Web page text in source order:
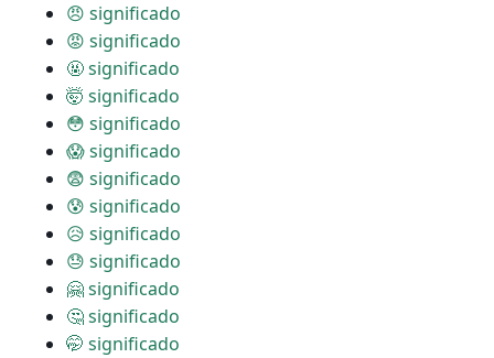
😠 significado
😡 significado
🤬 significado
🤯 significado
😳 significado
😱 significado
😨 significado
😰 significado
😥 significado
😓 significado
🤗 significado
🤔 significado
🤭 significado